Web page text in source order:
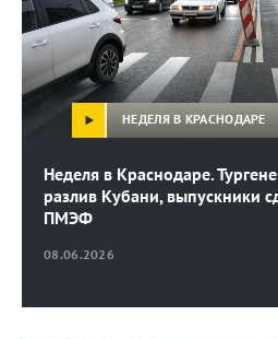
08.06.2026
Неделя в Краснодаре.
разлив Кубани, выпускники
ПМЭФ
НЕДЕЛЯ В КРАСНОДАРЕ